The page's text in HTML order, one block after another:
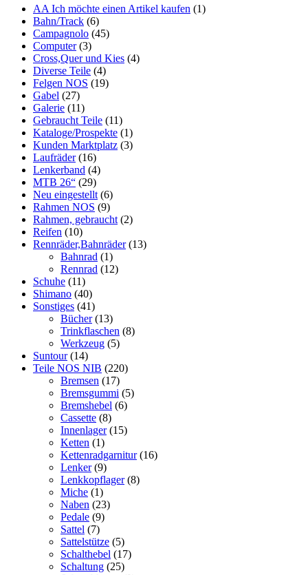
AA Ich möchte einen Artikel kaufen (1)
Bahn/Track (6)
Campagnolo (45)
Computer (3)
Cross,Quer und Kies (4)
Diverse Teile (4)
Felgen NOS (19)
Gabel (27)
Galerie (11)
Gebraucht Teile (11)
Kataloge/Prospekte (1)
Kunden Marktplatz (3)
Laufräder (16)
Lenkerband (4)
MTB 26“ (29)
Neu eingestellt (6)
Rahmen NOS (9)
Rahmen, gebraucht (2)
Reifen (10)
Rennräder,Bahnräder (13)
Bahnrad (1)
Rennrad (12)
Schuhe (11)
Shimano (40)
Sonstiges (41)
Bücher (13)
Trinkflaschen (8)
Werkzeug (5)
Suntour (14)
Teile NOS NIB (220)
Bremsen (17)
Bremsgummi (5)
Bremshebel (6)
Cassette (8)
Innenlager (15)
Ketten (1)
Kettenradgarnitur (16)
Lenker (9)
Lenkkopflager (8)
Miche (1)
Naben (23)
Pedale (9)
Sattel (7)
Sattelstütze (5)
Schalthebel (17)
Schaltung (25)